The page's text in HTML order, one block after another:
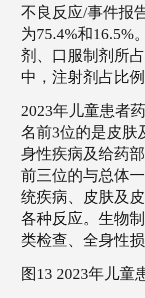
不良反应/事件报
为75.4%和16.5%
剂、口服制剂所
中，注射剂占比
2023年儿童患者
名前3位的是皮肤
身性疾病及给药
前三位的与总体
统疾病、皮肤及
各种反应。生物
类检查、全身性
图13 2023年儿